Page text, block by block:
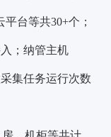
平台等共30+个 ；
；纳管主机
集任务运行次数